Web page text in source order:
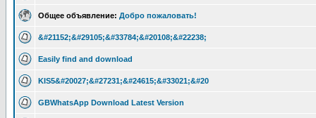
Общее объявление: Добро пожаловать!
&#21152;&#29105;&#33784;&#20108;&#22238;
Easily find and download
KIS5&#20027;&#27231;&#24615;&#33021;&#20
GBWhatsApp Download Latest Version